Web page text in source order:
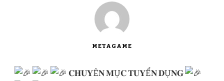
METAGAME
𝐂𝐇𝐔𝐘Ê𝐍 𝐌Ụ𝐂 𝐓𝐔𝐘Ể𝐍 𝐃Ụ𝐍𝐆